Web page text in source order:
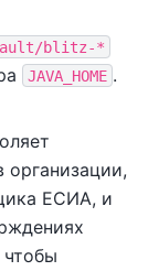
blitz-*
JAVA_HOME .
организации,
ЕСИА, и